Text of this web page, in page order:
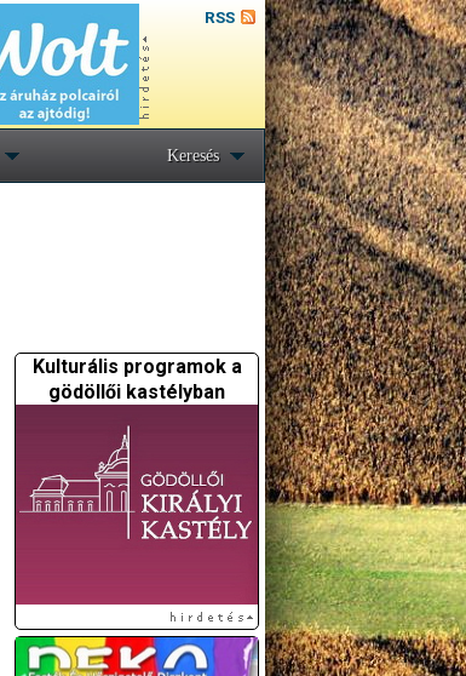
RSS
Keresés
Kulturális programok a
gödöllői kastélyban